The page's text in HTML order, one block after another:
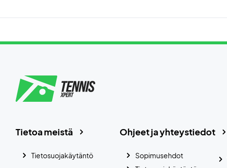
Ohjeet ja yhteystiedot
Sopimusehdot
Tietoa meistä
Tietosuojakäytäntö